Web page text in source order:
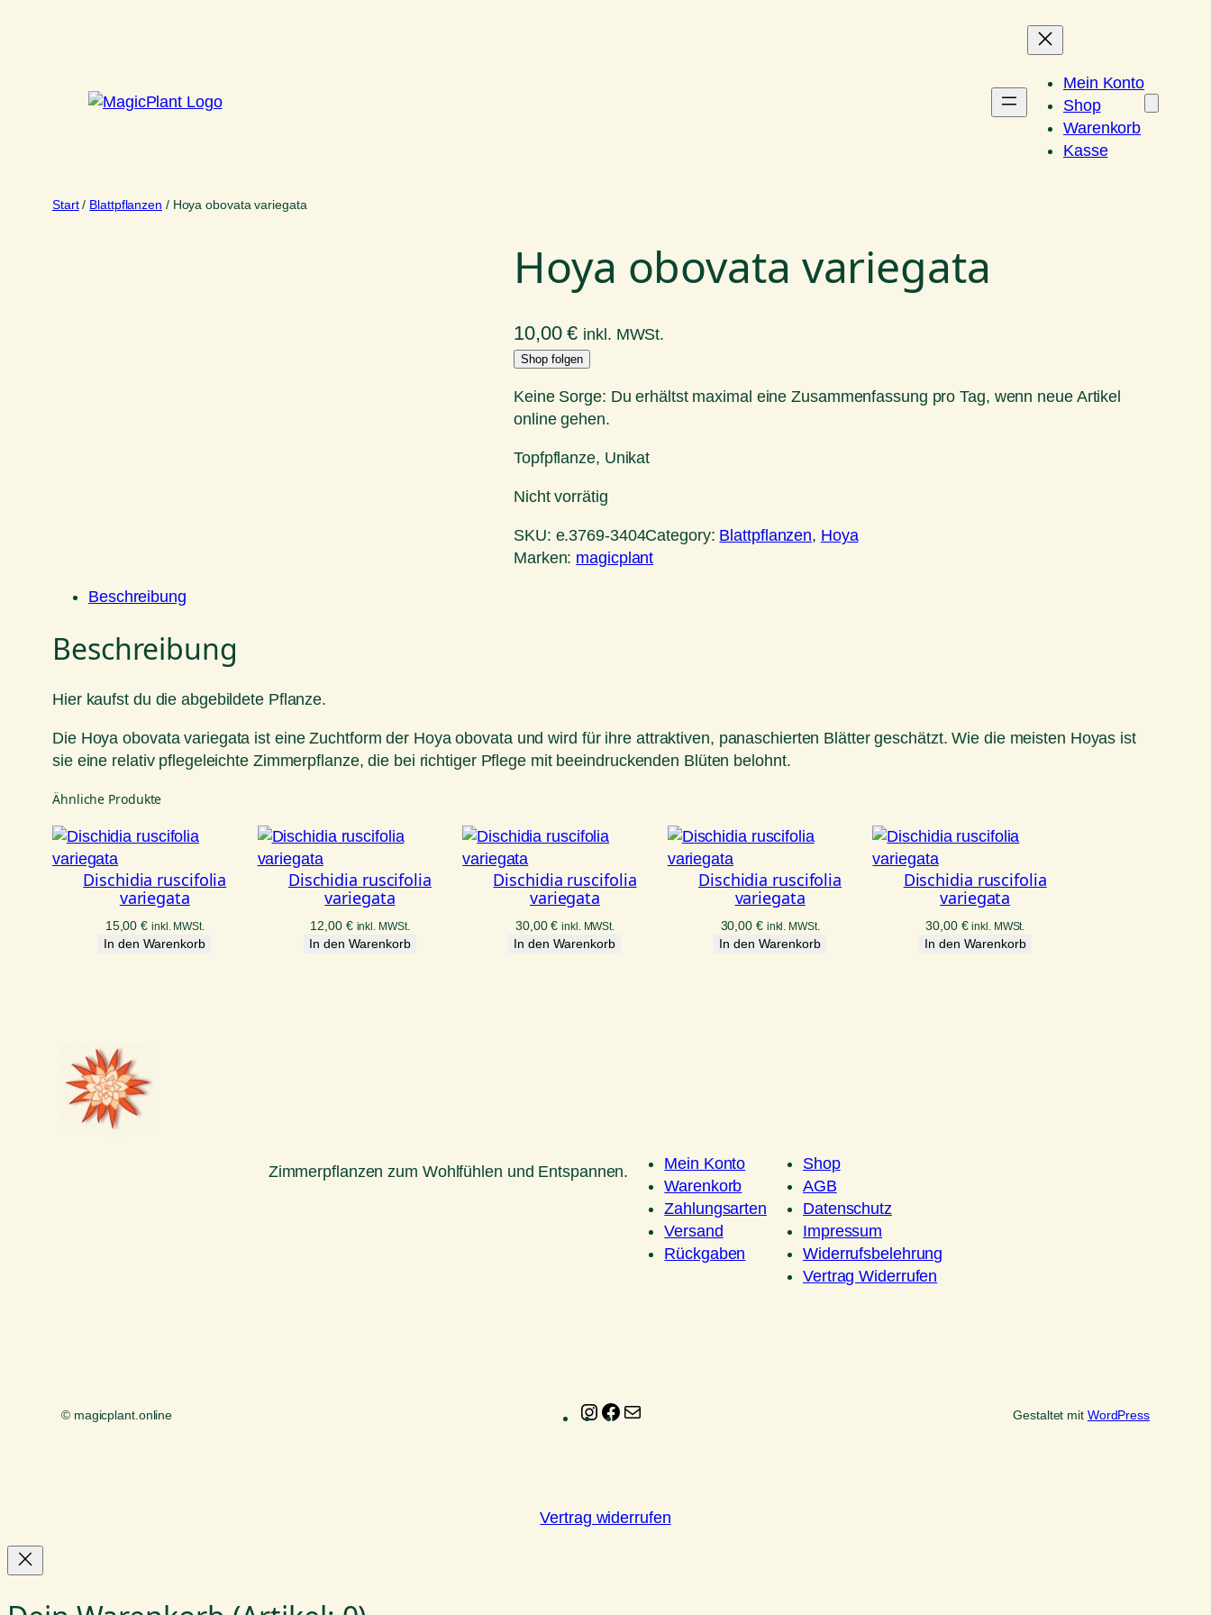
Mein Konto
Shop
Warenkorb
Kasse
Start/ Blattpflanzen / Hoya obovata variegata
Hoya obovata variegata
10,00€ inkl. MWSt.
Shop folgen
Keine Sorge: Du erhältst maximal eine Zusammenfassung pro Tag, wenn neue Artikel
online gehen.
Topfpflanze, Unikat
Nicht vorrätig
SKU: e.3769-3404Category: Blattpflanzen, Hoya
Marken: magicplant
Beschreibung
Beschreibung
Hier kaufst du die abgebildete Pflanze.
Die Hoya obovata variegata ist eine Zuchtform der Hoya obovata und wird für ihre attraktiven, panaschierten Blätter geschätzt. Wie die meisten Hoyas ist
sie eine relativ pflegeleichte Zimmerpflanze, die bei richtiger Pflege mit beeindruckenden Blüten belohnt.
Ähnliche Produkte
Dischidia ruscifolia
variegata
15,00€ inkl. MWSt.
In den Warenkorb
Dischidia ruscifolia
variegata
12,00 € inkl. MWSt.
In den Warenkorb
Dischidia ruscifolia
variegata
30,00€ inkl. MWSt.
In den Warenkorb
Dischidia ruscifolia
variegata
30,00 € inkl. MWSt.
In den Warenkorb
Dischidia ruscifolia
variegata
30,00 € inkl. MWSt.
In den Warenkorb
Zimmerpflanzen zum Wohlfühlen und Entspannen.
Mein Konto
Warenkorb
Zahlungsarten
Versand
Rückgaben
Shop
AGB
Datenschutz
Impressum
Widerrufsbelehrung
Vertrag Widerrufen
© magicplant.online Instagram
Facebook Gestaltet mit WordPress
Vertrag widerrufen